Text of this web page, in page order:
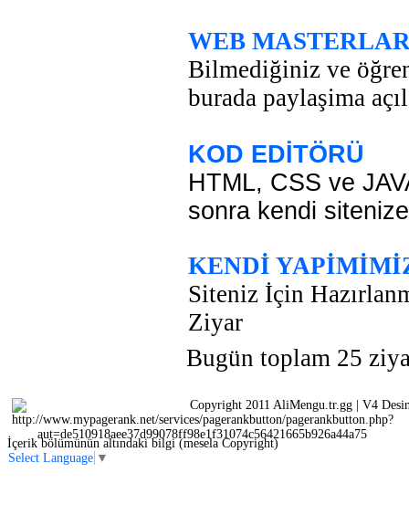
WEB
Bilmediğiniz ve
burada paylaşima
KOD EDİTÖRÜ
HTML, CSS ve
sonra kendi
KENDİ
Siteniz İçin
Ziyar
Bugün toplam 25
Copyright 2011 AliMengu.tr.gg | V4
İçerik bölümünün altındaki bilgi (mesela Copyright)
Select Language ▼